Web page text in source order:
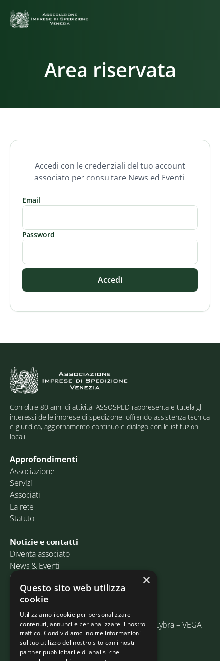
Area riservata
Accedi con le credenziali del tuo account
associato per consultare News ed Eventi.
Email
Password
Accedi
Con oltre 80 anni di attività, ASSOSPED rappresenta e tutela gli
interessi delle imprese di spedizione, offrendo assistenza tecnica
e giuridica, aggiornamento continuo e dialogo con le istituzioni
locali.
Approfondimenti
Associazione
Servizi
Associati
La rete
Statuto
Notizie e contatti
Diventa associato
News & Eventi
Contatti
Email:info@assosped.it
PEC: assospedvenezia@pec.fedespedi.it
Indirizzo: Via delle Industrie, 19/C Edificio Lybra – VEGA
30175 Marghera (VE)
×
Questo sito web utilizza
cookie
Utilizziamo i cookie per personalizzare
contenuti, annunci e per analizzare il nostro
traffico. Condividiamo inoltre informazioni
sul tuo utilizzo del nostro sito con i nostri
partner pubblicitari e di analisi che